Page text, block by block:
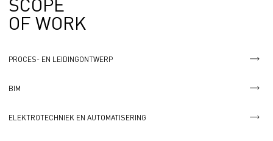
SCOPE
OF WORK
PROCES- EN LEIDINGONTWERP
BIM
ELEKTROTECHNIEK EN AUTOMATISERING